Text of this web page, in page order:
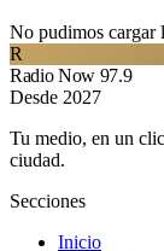
No pudimos cargar
R
Radio Now 97.9
Desde 2027
Tu medio, en un
ciudad.
Secciones
Inicio